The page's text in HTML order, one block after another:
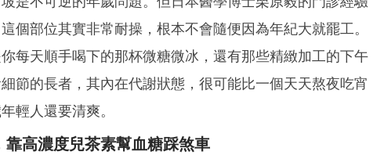
個部位其實非常耐操，根本不會隨便因為年紀大就罷工。
每天順手喝下的那杯微糖微冰，還有那些精緻加工的下午
節的長者，其內在代謝狀態，很可能比一個天天熬夜吃宵
輕人還要清爽。
高濃度兒茶素幫血糖踩煞車